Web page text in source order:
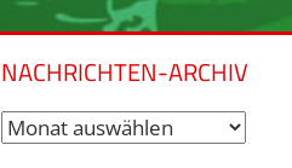
NACHRICHTEN-ARCHIV
Nachrichten-